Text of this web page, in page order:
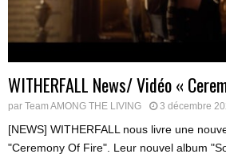
WITHERFALL News/ Vidéo «
par Team AMONG THE LIVING 3 décembre
[NEWS] WITHERFALL nous livre une
"Ceremony Of Fire". Leur nouvel album